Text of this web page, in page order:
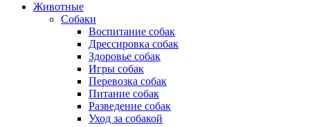
Животные
Собаки
Воспитание собак
Дрессировка собак
Здоровье собак
Игры собак
Перевозка собак
Питание собак
Разведение собак
Уход за собакой